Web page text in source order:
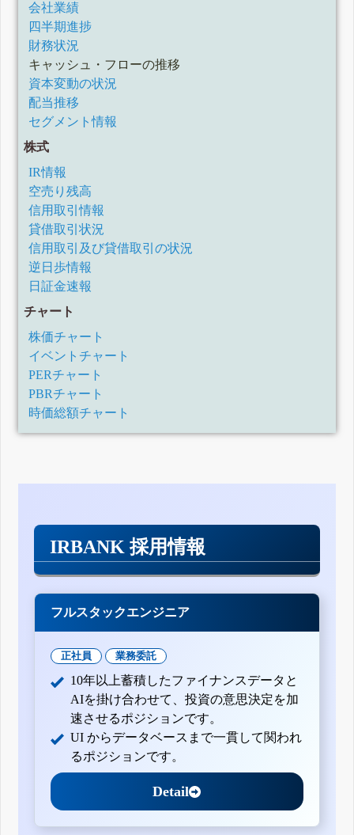
会社業績
四半期進捗
財務状況
キャッシュ・フローの推移
資本変動の状況
配当推移
セグメント情報
株式
IR情報
空売り残高
信用取引情報
貸借取引状況
信用取引及び貸借取引の状況
逆日歩情報
日証金速報
チャート
株価チャート
イベントチャート
PERチャート
PBRチャート
時価総額チャート
IRBANK 採用情報
フルスタックエンジニア
正社員 業務委託
10年以上蓄積したファイナンスデータと
AIを掛け合わせて、投資の意思決定を加
速させるポジションです。
UI からデータベースまで一貫して関われ
るポジションです。
Detail